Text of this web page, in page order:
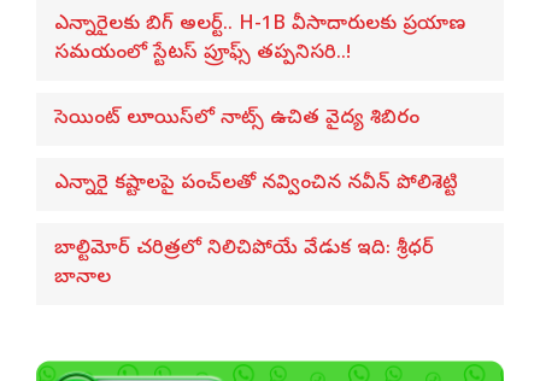
ఎన్నారైలకు బిగ్ అలర్ట్.. H-1B వీసాదారులకు ప్రయాణ
సమయంలో స్టేటస్ ప్రూఫ్స్ తప్పనిసరి..!
సెయింట్ లూయిస్‌లో నాట్స్ ఉచిత వైద్య శిబిరం
ఎన్నారై కష్టాలపై పంచ్‌లతో నవ్వించిన నవీన్ పోలిశెట్టి
బాల్టిమోర్ చరిత్రలో నిలిచిపోయే వేడుక ఇది: శ్రీధర్
బానాల